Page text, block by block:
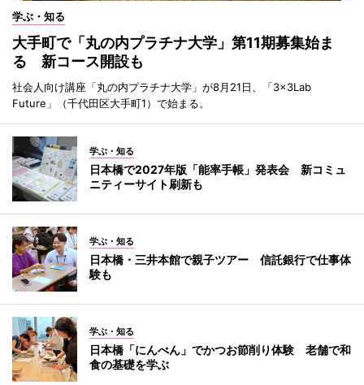
学ぶ・知る
大手町で「丸の内プラチナ大学」第11期募集始ま
る 新コース開設も
社会人向け講座「丸の内プラチナ大学」が8月21日、「3×3Lab
Future」（千代田区大手町1）で始まる。
学ぶ・知る
日本橋で2027年版「能率手帳」発表会 新コミュ
ニティーサイト刷新も
学ぶ・知る
日本橋・三井本館で親子ツアー 信託銀行で仕事体
験も
学ぶ・知る
日本橋「にんべん」でかつお節削り体験 老舗で和
食の基礎を学ぶ